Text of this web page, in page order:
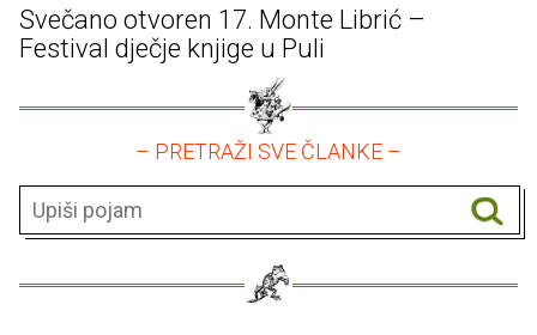
Svečano otvoren 17. Monte Librić –
Festival dječje knjige u Puli
– PRETRAŽI SVE ČLANKE –